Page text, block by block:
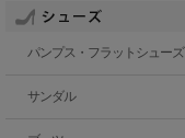
パンプス・フラットシューズ
サンダル